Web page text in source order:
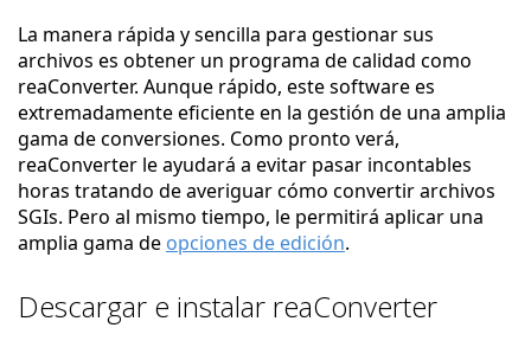
La manera rápida y sencilla para gestionar sus
archivos es obtener un programa de calidad como
reaConverter. Aunque rápido, este software es
extremadamente eficiente en la gestión de una amplia
gama de conversiones. Como pronto verá,
reaConverter le ayudará a evitar pasar incontables
horas tratando de averiguar cómo convertir archivos
SGIs. Pero al mismo tiempo, le permitirá aplicar una
amplia gama de opciones de edición.
Descargar e instalar reaConverter